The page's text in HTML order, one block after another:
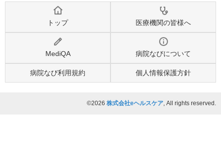
トップ 医療機関の皆様へ
MediQA 病院なびについて
病院なび利用規約 個人情報保護方針
©2026 株式会社eヘルスケア, All rights reserved.